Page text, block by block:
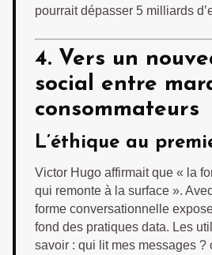
pourrait dépasser 5 milliards
4. Vers un
social entre
consommateurs
L’éthique au
Victor Hugo affirmait que « la
qui remonte à la surface ».
forme conversationnelle
fond des pratiques data. Les
savoir : qui lit mes messages ?